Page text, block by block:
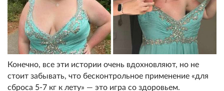
Конечно, все эти истории очень вдохновляют, но не
стоит забывать, что бесконтрольное применение «для
сброса 5-7 кг к лету» — это игра со здоровьем.